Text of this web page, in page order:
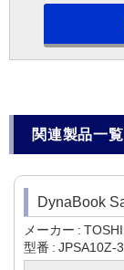
関連製品一覧
DynaBook
メーカー
型番
JPSA10Z-